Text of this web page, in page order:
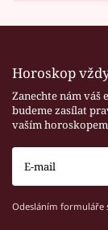
Horoskop
Zanechte nám váš
budeme zasílat
vaším
Odesláním formuláře